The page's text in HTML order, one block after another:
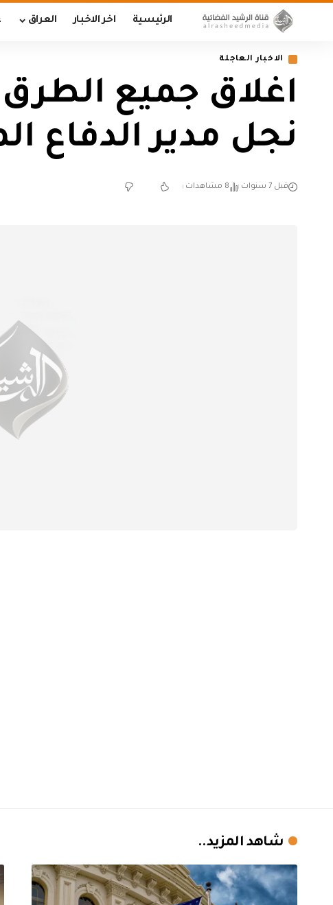
الرئيسية اخر الاخبار العراق
الاخبار العاجلة
اغلاق جميع الطرق
نجل مدير الدفاع
قبل 7 سنوات 8 مشاهدات
شاهد المزيد..